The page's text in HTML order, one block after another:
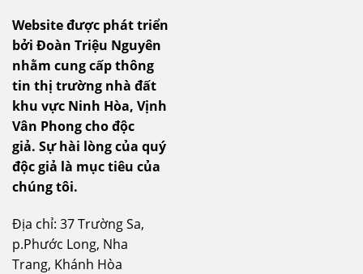
Website được phát triển
bởi Đoàn Triệu Nguyên
nhằm cung cấp thông
tin thị trường nhà đất
khu vực Ninh Hòa, Vịnh
Vân Phong cho độc
giả. Sự hài lòng của quý
độc giả là mục tiêu của
chúng tôi.
Địa chỉ: 37 Trường Sa,
p.Phước Long, Nha
Trang, Khánh Hòa